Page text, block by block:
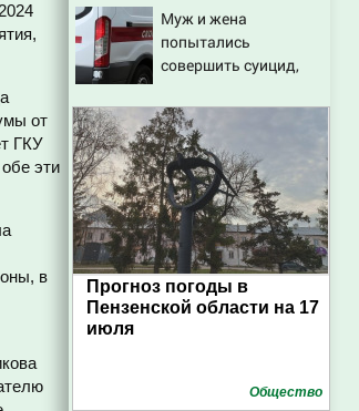
от
ГКУ
эти
в
Муж и жена
попытались
совершить суицид,
оперативные службы
Прогноз погоды в
Пензенской области на 17
июля
Общество